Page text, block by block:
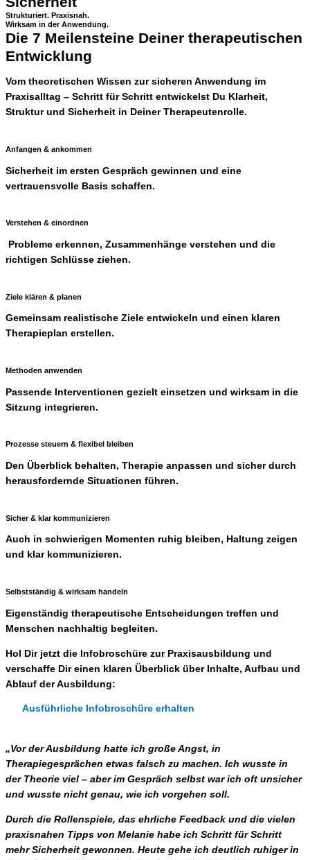
Strukturiert. Praxisnah.
Wirksam in der Anwendung.
Die 7 Meilensteine Deiner therapeutischen
Entwicklung
Vom theoretischen Wissen zur sicheren Anwendung im
Praxisalltag – Schritt für Schritt entwickelst Du Klarheit,
Struktur und Sicherheit in Deiner Therapeutenrolle.
Anfangen & ankommen
Sicherheit im ersten Gespräch gewinnen und eine
vertrauensvolle Basis schaffen.
Verstehen & einordnen
Probleme erkennen, Zusammenhänge verstehen und die
richtigen Schlüsse ziehen.
Ziele klären & planen
Gemeinsam realistische Ziele entwickeln und einen klaren
Therapieplan erstellen.
Methoden anwenden
Passende Interventionen gezielt einsetzen und wirksam in die
Sitzung integrieren.
Prozesse steuern & flexibel bleiben
Den Überblick behalten, Therapie anpassen und sicher durch
herausfordernde Situationen führen.
Sicher & klar kommunizieren
Auch in schwierigen Momenten ruhig bleiben, Haltung zeigen
und klar kommunizieren.
Selbstständig & wirksam handeln
Eigenständig therapeutische Entscheidungen treffen und
Menschen nachhaltig begleiten.
Hol Dir jetzt die Infobroschüre zur Praxisausbildung und
verschaffe Dir einen klaren Überblick über Inhalte, Aufbau und
Ablauf der Ausbildung:
Ausführliche Infobroschüre erhalten
„Vor der Ausbildung hatte ich große Angst, in
Therapiegesprächen etwas falsch zu machen. Ich wusste in
der Theorie viel – aber im Gespräch selbst war ich oft unsicher
und wusste nicht genau, wie ich vorgehen soll.
Durch die Rollenspiele, das ehrliche Feedback und die vielen
praxisnahen Tipps von Melanie habe ich Schritt für Schritt
mehr Sicherheit gewonnen. Heute gehe ich deutlich ruhiger in